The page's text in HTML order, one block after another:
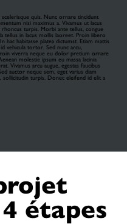
scelerisque quis. Nunc ornare tincidunt
nisi maximus a. Vivamus ut lacus
rhoncus turpis. Morbi ante tellus, congue
tellus in lacus mollis laoreet. Proin libero
hac habitasse platea dictumst. Etiam mattis
vehicula tortor. Sed nunc arcu,
viverra neque eu dolor pretium ornare
molestie ipsum eu massa lacinia
Vivamus arcu augue, egestas faucibus
auctor neque sem, eget varius diam
sollicitudin turpis. Donec eleifend id elit a
étapes